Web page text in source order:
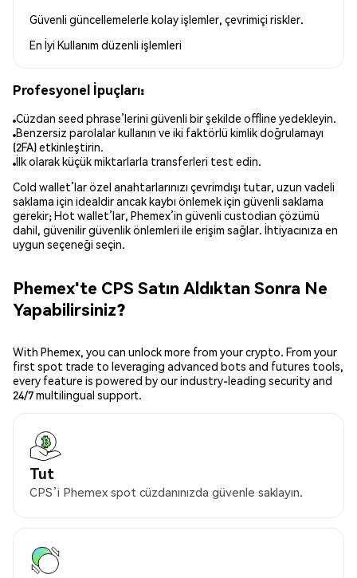
Güvenli güncellemelerle kolay işlemler, çevrimiçi riskler.
En İyi Kullanım düzenli işlemleri
Profesyonel İpuçları:
Cüzdan seed phrase’lerini güvenli bir şekilde offline yedekleyin.
Benzersiz parolalar kullanın ve iki faktörlü kimlik doğrulamayı
(2FA) etkinleştirin.
İlk olarak küçük miktarlarla transferleri test edin.
Cold wallet’lar özel anahtarlarınızı çevrimdışı tutar, uzun vadeli
saklama için idealdir ancak kaybı önlemek için güvenli saklama
gerekir; Hot wallet’lar, Phemex’in güvenli custodian çözümü
dahil, güvenilir güvenlik önlemleri ile erişim sağlar. İhtiyacınıza en
uygun seçeneği seçin.
Phemex'te CPS Satın Aldıktan Sonra Ne
Yapabilirsiniz?
With Phemex, you can unlock more from your crypto. From your
first spot trade to leveraging advanced bots and futures tools,
every feature is powered by our industry-leading security and
24/7 multilingual support.
Tut
CPS’i Phemex spot cüzdanınızda güvenle saklayın.